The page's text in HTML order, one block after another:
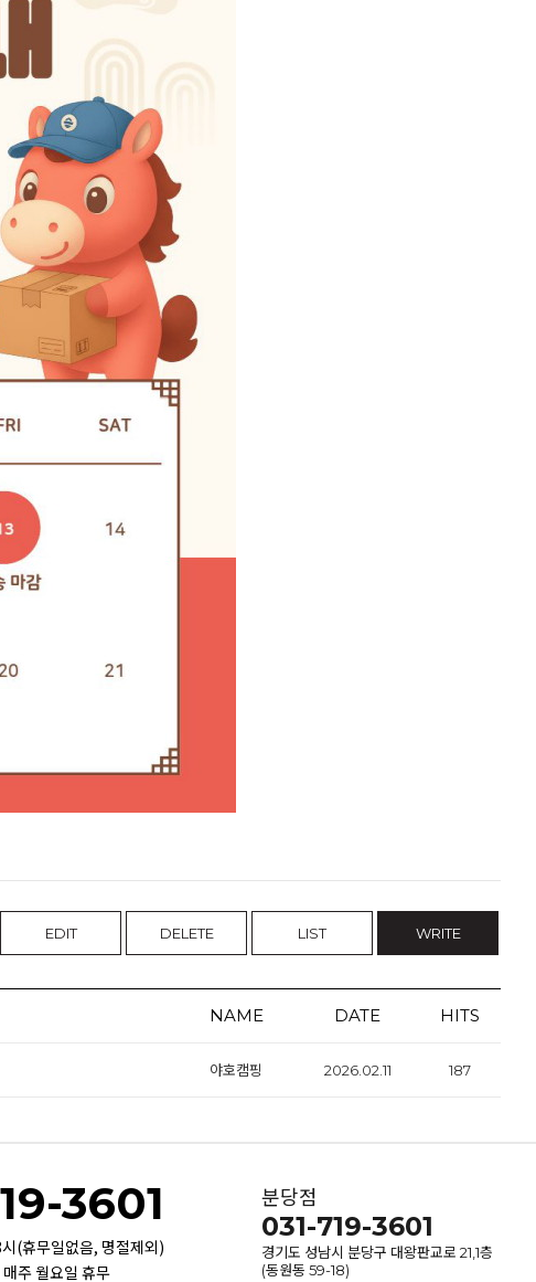
EDIT DELETE LIST WRITE
NAME DATE HITS
야호캠핑 2026.02.11 187
3601
(휴무일없음, 명절제외)
주 월요일 휴무
분당점
031-719-3601
경기도 성남시 분당구 대왕판교로 21,1층
(동원동 59-18)